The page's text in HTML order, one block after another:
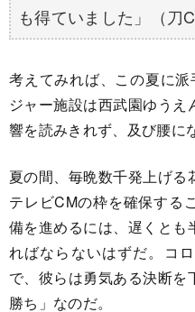
も得ていました」（刀
考えてみれば、この夏に
ジャー施設は西武園ゆう
響を読みきれず、及び腰に
夏の間、毎晩数千発上げ
テレビCMの枠を確保する
備を進めるには、遅くとも
ればならないはずだ。コ
で、彼らは勇気ある決断を
勝ち」なのだ。